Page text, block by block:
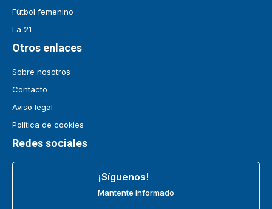
Fútbol femenino
La 21
Otros enlaces
Sobre nosotros
Contacto
Aviso legal
Política de cookies
Redes sociales
¡Síguenos!
Mantente informado